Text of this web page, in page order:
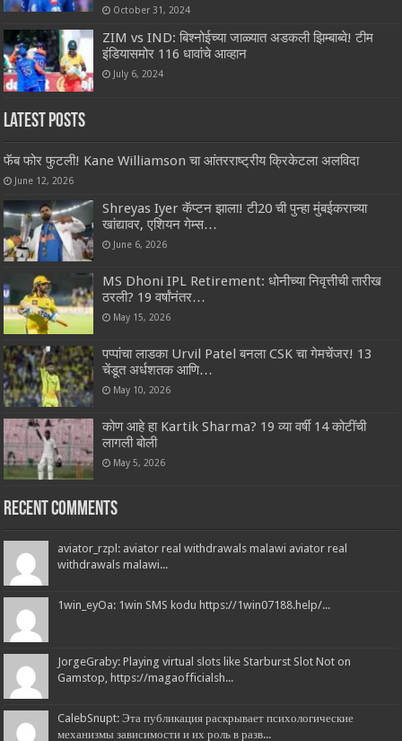
October 31, 2024
ZIM vs IND: बिश्नोईच्या जाळ्यात अडकली झिम्बाब्वे! टीम
इंडियासमोर 116 धावांचे आव्हान
July 6, 2024
Latest Posts
फॅब फोर फुटली! Kane Williamson चा आंतरराष्ट्रीय क्रिकेटला अलविदा
June 12, 2026
Shreyas Iyer कॅप्टन झाला! टी20 ची पुन्हा मुंबईकराच्या
खांद्यावर, एशियन गेम्स…
June 6, 2026
MS Dhoni IPL Retirement: धोनीच्या निवृत्तीची तारीख
ठरली? 19 वर्षांनंतर…
May 15, 2026
पप्पांचा लाडका Urvil Patel बनला CSK चा गेमचेंजर! 13
चेंडूत अर्धशतक आणि…
May 10, 2026
कोण आहे हा Kartik Sharma? 19 व्या वर्षी 14 कोटींची
लागली बोली
May 5, 2026
Recent Comments
aviator_rzpl: aviator real withdrawals malawi aviator real
withdrawals malawi...
1win_eyOa: 1win SMS kodu https://1win07188.help/...
JorgeGraby: Playing virtual slots like Starburst Slot Not on
Gamstop, https://magaofficialsh...
CalebSnupt: Эта публикация раскрывает психологические
механизмы зависимости и их роль в разв...